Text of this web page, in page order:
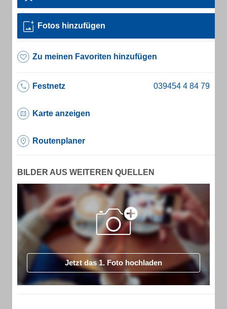
Fotos hinzufügen
Zu meinen Favoriten hinzufügen
Festnetz
Karte anzeigen
Routenplaner
BILDER AUS WEITEREN QUELLEN
Jetzt das 1. Foto hochladen